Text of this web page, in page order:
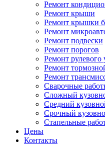
Ремонт
Ремонт крыши
Ремонт крышки
Ремонт
Ремонт подвески
Ремонт порогов
Ремонт рулевого
Ремонт
Ремонт
Сварочные
Сложный
Средний
Срочный
Стапельные
Цены
Контакты